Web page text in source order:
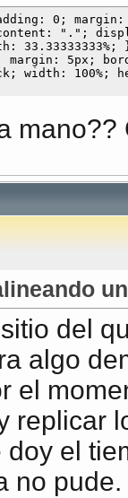
0;
".";
5px;
mano??
del
algo
el
replicar
el
no pude.